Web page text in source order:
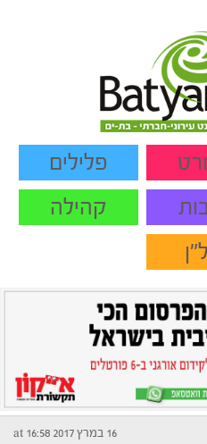
פלילים
קהילה
16 במרץ 2017 at 16:58